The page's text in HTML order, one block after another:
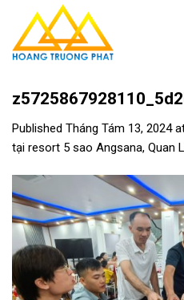
content
Published Tháng Tám 13, 2024
tại resort 5 sao Angsana, Quan